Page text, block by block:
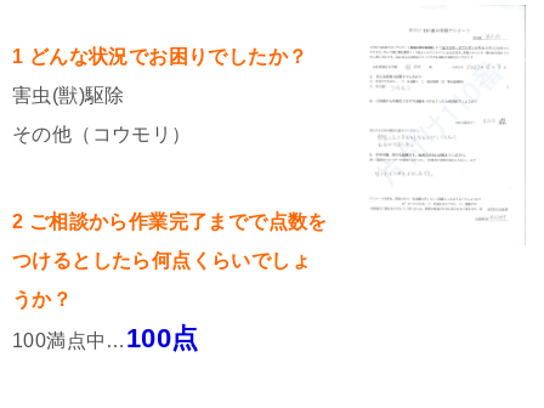
1 どんな状況でお困りでしたか？
害虫(獣)駆除
その他（コウモリ）
2 ご相談から作業完了までで点数を
つけるとしたら何点くらいでしょ
うか？
100満点中… 100点